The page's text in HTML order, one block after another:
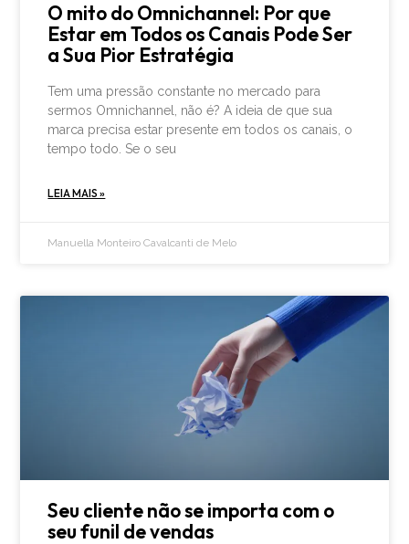
O mito do Omnichannel: Por que
Estar em Todos os Canais Pode Ser
a Sua Pior Estratégia
Tem uma pressão constante no mercado para
sermos Omnichannel, não é? A ideia de que sua
marca precisa estar presente em todos os canais, o
tempo todo. Se o seu
LEIA MAIS »
Manuella Monteiro Cavalcanti de Melo
Seu cliente não se importa com o
seu funil de vendas